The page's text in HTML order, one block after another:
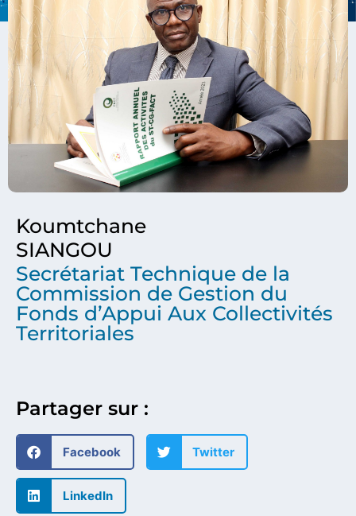
Koumtchane
SIANGOU
Secrétariat Technique de la
Commission de Gestion du
Fonds d’Appui Aux Collectivités
Territoriales
Partager sur :
Facebook Twitter
LinkedIn